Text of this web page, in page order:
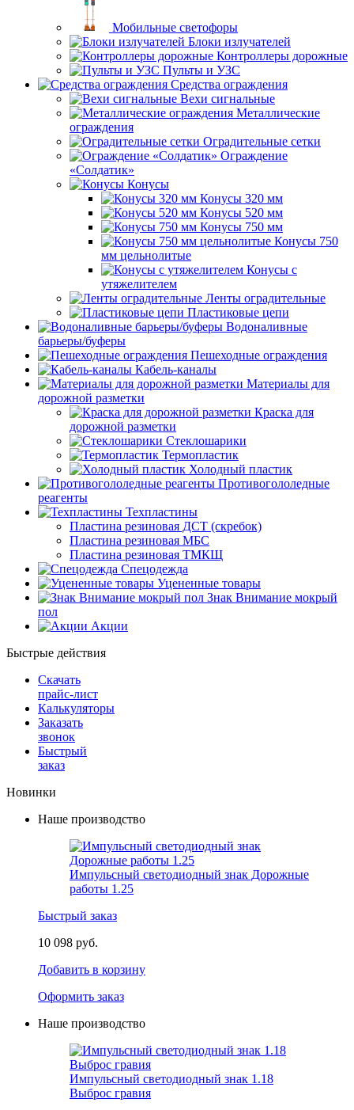
Мобильные светофоры
Блоки излучателей
Контроллеры дорожные
Пульты и УЗС
Средства ограждения
Вехи сигнальные
Металлические
ограждения
Оградительные сетки
Ограждение
«Солдатик»
Конусы
Конусы 320 мм
Конусы 520 мм
Конусы 750 мм
Конусы 750
мм цельнолитые
Конусы с
утяжелителем
Ленты оградительные
Пластиковые цепи
Водоналивные
барьеры/буферы
Пешеходные ограждения
Кабель-каналы
Материалы для
дорожной разметки
Краска для
дорожной разметки
Стеклошарики
Термопластик
Холодный пластик
Противогололедные
реагенты
Техпластины
Пластина резиновая ДСТ (скребок)
Пластина резиновая МБС
Пластина резиновая ТМКЩ
Спецодежда
Уцененные товары
Знак Внимание мокрый
пол
Акции
Быстрые действия
Скачать
прайс-лист
Калькуляторы
Заказать
звонок
Быстрый
заказ
Новинки
Наше производство
Импульсный светодиодный знак Дорожные
работы 1.25
Быстрый заказ
10 098 руб.
Добавить в корзину
Оформить заказ
Наше производство
Импульсный светодиодный знак 1.18
Выброс гравия